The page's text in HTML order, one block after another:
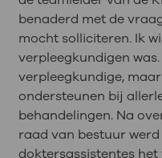
benaderd met de
mocht solliciteren. Ik
verpleegkundigen
verpleegkundige,
ondersteunen bij
behandelingen. Na
raad van bestuur
doktersassistentes het